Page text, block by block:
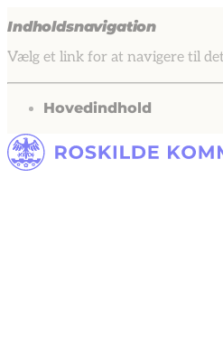
Indholdsnavigation
Vælg et link for at navigere til
gå til
Hovedindhold